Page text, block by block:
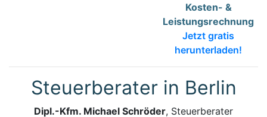
Kosten- &
Leistungsrechnung
Jetzt gratis
herunterladen!
Steuerberater in Berlin
Dipl.-Kfm. Michael Schröder, Steuerberater